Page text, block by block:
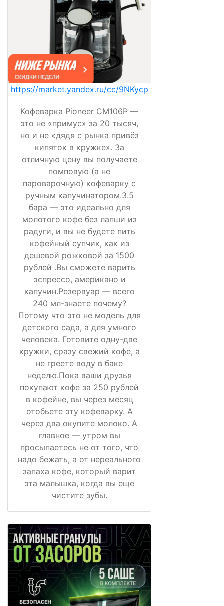
https://market.yandex.ru/cc/9NKycp
Кофеварка Pioneer CM106P —
это не «примус» за 20 тысяч,
но и не «дядя с рынка привёз
кипяток в кружке». За
отличную цену вы получаете
помповую (а не
пароварочную) кофеварку с
ручным капучинатором.3.5
бара — это идеально для
молотого кофе без лапши из
радуги, и вы не будете пить
кофейный супчик, как из
дешевой рожковой за 1500
рублей .Вы сможете варить
эспрессо, американо и
капучин.Резервуар — всего
240 мл-знаете почему?
Потому что это не модель для
детского сада, а для умного
человека. Готовите одну-две
кружки, сразу свежий кофе, а
не греете воду в баке
неделю.Пока ваши друзья
покупают кофе за 250 рублей
в кофейне, вы через месяц
отобьете эту кофеварку. А
через два окупите молоко. А
главное — утром вы
просыпаетесь не от того, что
надо бежать, а от нереального
запаха кофе, который варит
эта малышка, когда вы еще
чистите зубы.